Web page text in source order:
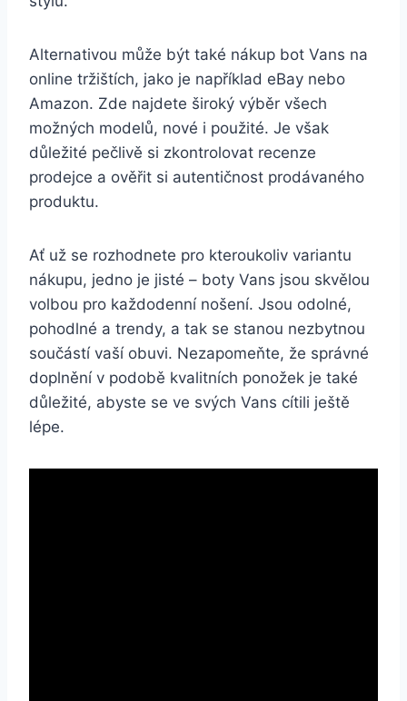
Alternativou může být také nákup bot Vans‍ na
online tržištích, jako je například eBay nebo
Amazon. Zde⁣ najdete široký výběr všech
možných modelů, nové i použité. Je však
důležité pečlivě si zkontrolovat recenze
prodejce a ověřit si autentičnost prodávaného
produktu.
Ať už se rozhodnete pro kteroukoliv variantu
nákupu, jedno​ je jisté​ – boty Vans jsou skvělou
volbou pro každodenní nošení.​ Jsou odolné,
pohodlné ‍a ‍trendy, a tak se ⁢stanou nezbytnou
součástí vaší‌ obuvi. Nezapomeňte, že správné
doplnění v podobě kvalitních​ ponožek je také
důležité, abyste se ve svých ⁣Vans cítili ještě
lépe.